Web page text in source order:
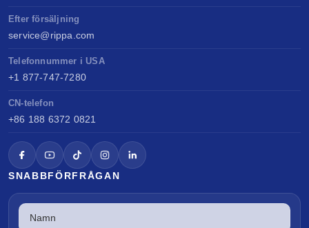
Efter försäljning
service@rippa.com
Telefonnummer i USA
+1 877-747-7280
CN-telefon
+86 188 6372 0821
SNABBFÖRFRÅGAN